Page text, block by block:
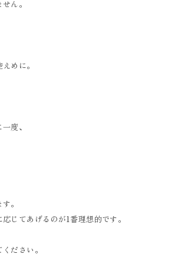
ん。
めに。
度、
。
じてあげるのが1番理想的です。
ださい。